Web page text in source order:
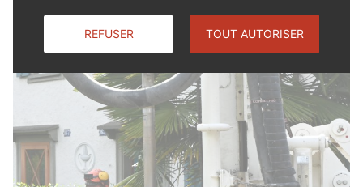
REFUSER TOUT AUTORISER